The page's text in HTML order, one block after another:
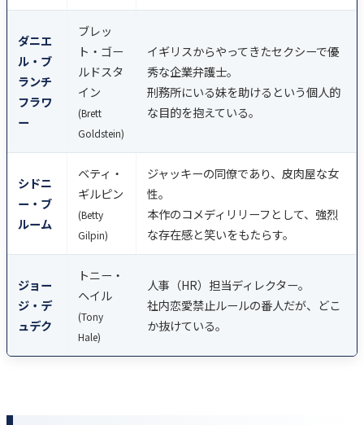
ダニエ
ル・ブ
ランチ
フラワ
ー
ブレッ
ト・ゴー
ルドスタ
イン
(Brett
Goldstein)
イギリスからやってきたセクシーで優
秀な企業弁護士。
刑務所にいる妹を助けるという個人的
な目的を抱えている。
シドニ
ー・ブ
ルーム
ベティ・
ギルピン
(Betty
Gilpin)
ジャッキーの同僚であり、皮肉屋な女
性。
本作のコメディリリーフとして、強烈
な存在感と笑いをもたらす。
ジョー
ジ・デ
ュデク
トニー・
ヘイル
(Tony
Hale)
人事（HR）担当ディレクター。
社内恋愛禁止ルールの番人だが、どこ
か抜けている。